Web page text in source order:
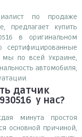
по продаже
предлагает купить
в оригинальном
сертифицированные
мы по всей Украине,
автомобиля,
датчик
у нас?
минута простоя
основной причиной,